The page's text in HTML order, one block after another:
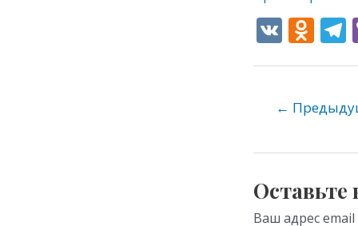
V O
o
as
s
ni
←
Ваш адрес email